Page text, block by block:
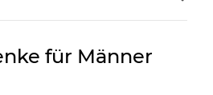
für Männer